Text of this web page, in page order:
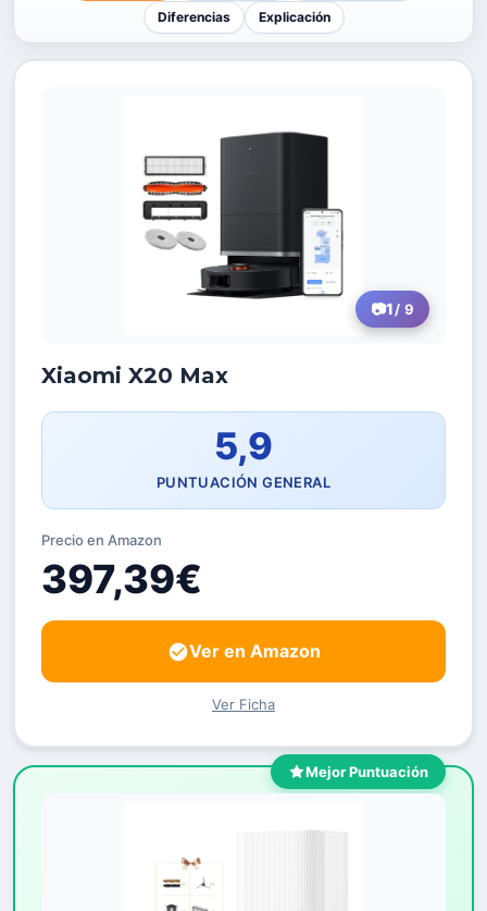
Diferencias
Explicación
1/ 9
Xiaomi X20 Max
5,9
PUNTUACIÓN GENERAL
Precio en Amazon
397,39€
Ver en Amazon
Ver Ficha
Mejor Puntuación